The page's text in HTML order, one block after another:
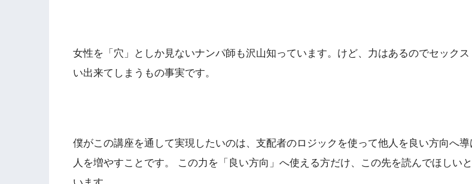
女性を「穴」としか見ないナンパ師も沢山知っています。けど、力はあるのでセックス
い出来てしまうもの事実です。
僕がこの講座を通して実現したいのは、支配者のロジックを使って他人を良い方向へ導
人を増やすことです。 この力を「良い方向」へ使える方だけ、この先を読んでほしい